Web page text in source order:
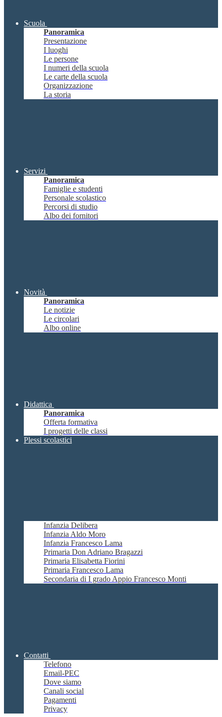
Scuola
Panoramica
Presentazione
I luoghi
Le persone
I numeri della scuola
Le carte della scuola
Organizzazione
La storia
Servizi
Panoramica
Famiglie e studenti
Personale scolastico
Percorsi di studio
Albo dei fornitori
Novità
Panoramica
Le notizie
Le circolari
Albo online
Didattica
Panoramica
Offerta formativa
I progetti delle classi
Plessi scolastici
Infanzia Delibera
Infanzia Aldo Moro
Infanzia Francesco Lama
Primaria Don Adriano Bragazzi
Primaria Elisabetta Fiorini
Primaria Francesco Lama
Secondaria di I grado Appio Francesco Monti
Contatti
Telefono
Email-PEC
Dove siamo
Canali social
Pagamenti
Privacy